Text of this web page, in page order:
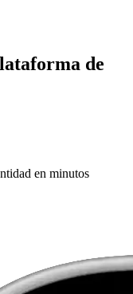
de
en minutos